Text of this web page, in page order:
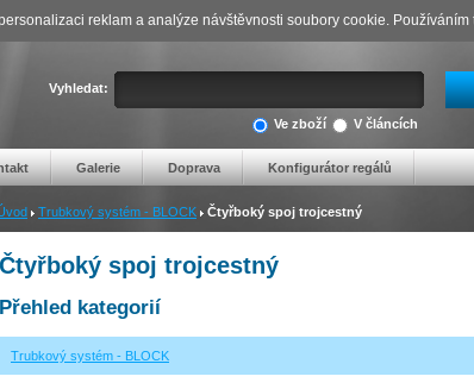
Vyhledat:
V článcích
Ve zboží
Galerie Doprava Konfigurátor regálů
Trubkový systém - BLOCK Čtyřboký spoj trojcestný
Čtyřboký spoj trojcestný
Přehled kategorií
Trubkový systém - BLOCK
reklam a analýze návštěvnosti soubory cookie.